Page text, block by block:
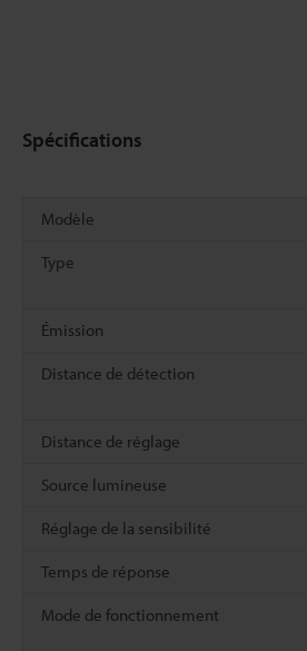
Spécifications
Modèle
Type
Émission
Distance de détection
Distance de réglage
Source lumineuse
Réglage de la sensibilité
Temps de réponse
Mode de fonctionnement